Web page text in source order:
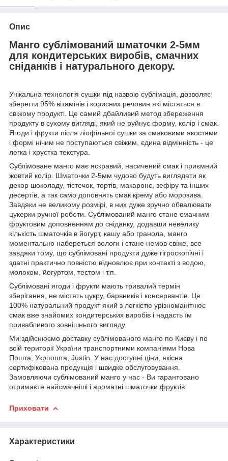
Опис
Манго сублімований шматочки 2-5мм
для кондитерських виробів, смачних
сніданків і натурального декору.
Унікальна технологія сушки під назвою сублімація, дозволяє
зберегти 95% вітамінів і корисних речовин які містяться в
свіжому продукті. Це самий дбайливий метод збереження
продукту в сухому вигляді, який не руйнує форму, колір і смак.
Ягоди і фрукти після ліофільної сушки за смаковими якостями
і формі нічим не поступаються свіжим, єдина відмінність - це
легка і хрустка текстура.
Сублімоване манго має яскравий, насичений смак і приємний
жовтий колір. Шматочки 2-5мм чудово будуть виглядати як
декор шоколаду, тістечок, тортів, макаронс, зефіру та інших
десертів, а так само доповнять смак крему або морозива.
Завдяки не великому розмірі, в них дуже зручно обвалювати
цукерки ручної роботи. Сублімований манго стане смачним
фруктовим доповненням до сніданку, додавши невелику
кількість шматочків в йогурт, кашу або гранола, манго
моментально набереться вологи і стане немов свіже, все
завдяки тому, що сублімовані продукти дуже гігроскопічні і
здатні практично повністю відновлює при контакті з водою,
молоком, йогуртом, тестом і т.п.
Сублімовані ягоди і фрукти мають тривалий термін
зберігання, не містять цукру, барвників і консервантів. Це
100% натуральний продукт який з легкістю урізноманітнює
смак вже знайомих кондитерських виробів і надасть їм
привабливого зовнішнього вигляду.
Ми здійснюємо доставку сублімованого манго по Києву і по
всій території України транспортними компаніями Нова
Пошта, Укрпошта, Justin. У нас доступні ціни, якісна
сертифікована продукція і швидке обслуговування.
Замовляючи сублімований манго у нас - Ви гарантовано
отримаєте найсмачніші і ароматні шматочки фруктів.
Приховати
Характеристики